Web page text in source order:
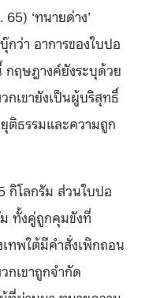
. 65) ‘ทนายด่าง’
ว่า อาการของใบปอ
ฤษฎางค์ยังระบุด้วย
กเขายังเป็นผู้บริสุทธิ์
ติธรรมและความถูก
กิโลกรัม ส่วนใบปอ
ทั้งคู่ถูกคุมขังที่
ทพใต้มีคำส่ังเพิกถอน
กเขาถูกจำกัด